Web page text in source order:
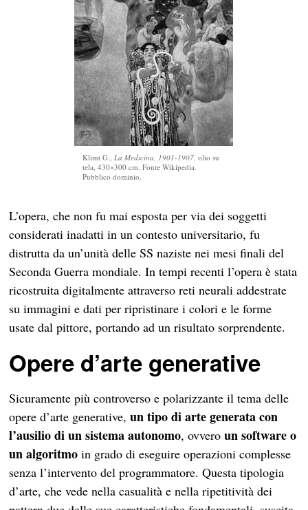
Klimt G.,La Medicina, 1901-1907,olio su
tela, 430×300 cm. Fonte Wikipedia.
Pubblico dominio.
L’opera, che non fu mai esposta per via dei soggetti
considerati inadatti in un contesto universitario, fu
distrutta da un’unità delle SS naziste nei mesi finali del
Seconda Guerra mondiale. In tempi recenti l’opera è stata
ricostruita digitalmente attraverso reti neurali addestrate
su immagini e dati per ripristinare i colori e le forme
usate dal pittore, portando ad un risultato sorprendente.
Opere d’arte generative
Sicuramente più controverso e polarizzante il tema delle
opere d’arte generative,un tipo di arte generata con
l’ausilio di un sistema autonomo, ovveroun software o
un algoritmo in grado di eseguire operazioni complesse
senza l’intervento del programmatore. Questa tipologia
d’arte, che vede nella casualità e nella ripetitività dei